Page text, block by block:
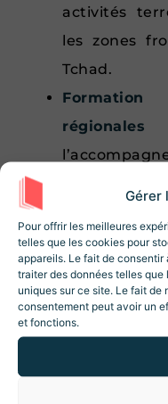
Gérer
Pour offrir les meilleures
telles que les cookies pour
appareils. Le fait de
traiter des données telles
uniques sur ce site. Le fait de
consentement peut avoir un
et fonctions.
activités
les zones
Tchad.
régionales :
territoire.
Impact
locales: Les
améliorent
populations
Rejoignez
Revue
10% de
votre
ressources et